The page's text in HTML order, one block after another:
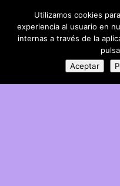
DIY con lana
Utilizamos cookies
experiencia al usuario en
internas a través de la
Aceptar